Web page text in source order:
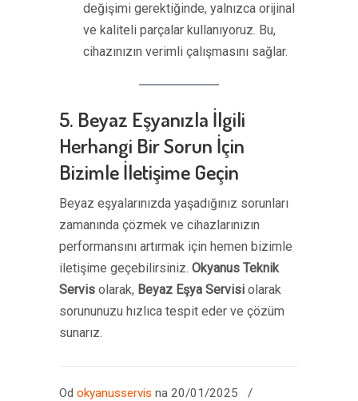
değişimi gerektiğinde, yalnızca orijinal
ve kaliteli parçalar kullanıyoruz. Bu,
cihazınızın verimli çalışmasını sağlar.
5. Beyaz Eşyanızla İlgili
Herhangi Bir Sorun İçin
Bizimle İletişime Geçin
Beyaz eşyalarınızda yaşadığınız sorunları
zamanında çözmek ve cihazlarınızın
performansını artırmak için hemen bizimle
iletişime geçebilirsiniz. Okyanus Teknik
Servis olarak, Beyaz Eşya Servisi olarak
sorununuzu hızlıca tespit eder ve çözüm
sunarız.
Od okyanusservis na 20/01/2025
/